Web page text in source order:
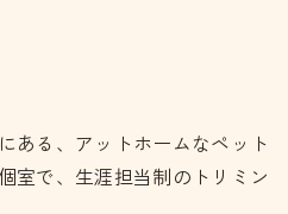
ある、アットホームなペット
室で、生涯担当制のトリミン